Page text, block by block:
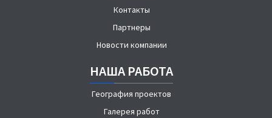
Контакты
Партнеры
Новости компании
НАША РАБОТА
География проектов
Галерея работ